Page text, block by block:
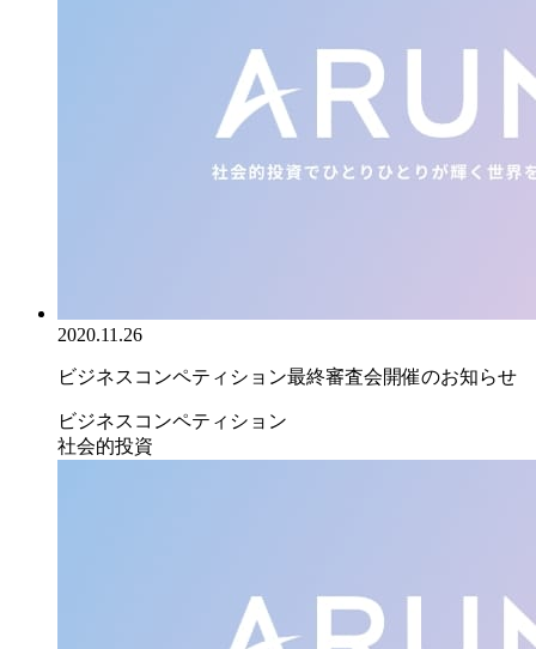
2020.11.26
ビジネスコンペティション最終審査会開催のお知らせ
ビジネスコンペティション
社会的投資